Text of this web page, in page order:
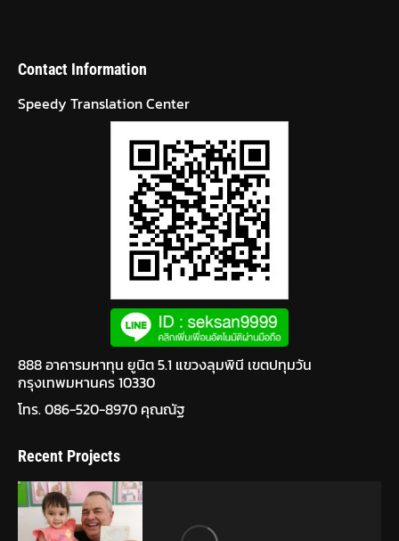
Contact Information
Speedy Translation Center
888 อาคารมหาทุน ยูนิต 5.1 แขวงลุมพินี เขตปทุมวัน
กรุงเทพมหานคร 10330
โทร. 086-520-8970 คุณณัฐ
Recent Projects